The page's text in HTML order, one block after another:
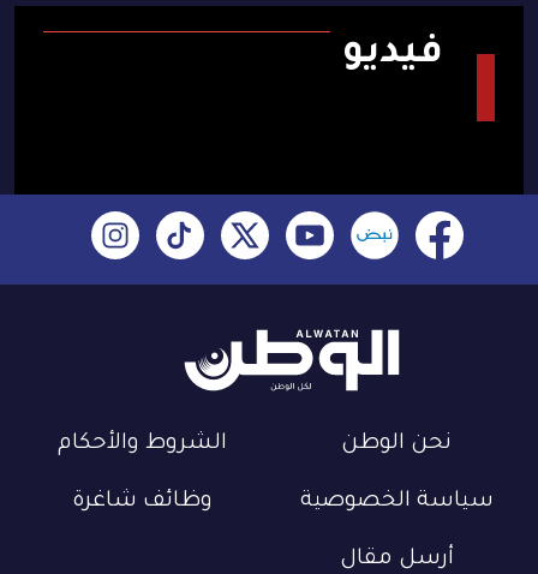
فيديو
نحن الوطن الشروط والأحكام
سياسة الخصوصية وظائف شاغرة
أرسل مقال